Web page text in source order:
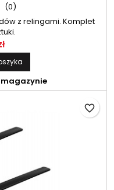
(0)
z relingami. Komplet
favorite_border